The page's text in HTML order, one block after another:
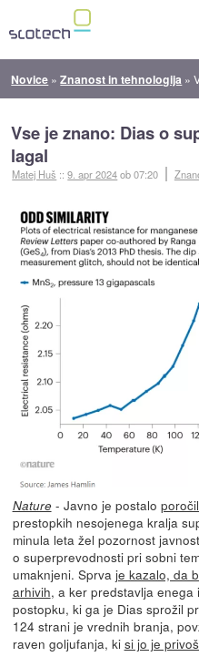
Novice »Znanost in tehnologija »
Vse je znano: Dias o
lagal
Matej Huš ::9. apr 2024ob 07:20
Nature- Javno je postalo
prestopkih nesojenega kralja
minula leta žel pozornost
o superprevodnosti pri sobni
umaknjeni. Sprva je kazalo, da
arhivih, a ker predstavlja enega
postopku, ki ga je Dias sprožil
124 strani je vrednih branja,
raven goljufanja, ki si jo je